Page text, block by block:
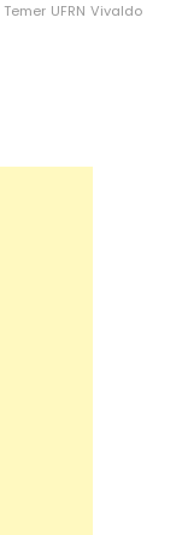
Temer UFRN Vivaldo